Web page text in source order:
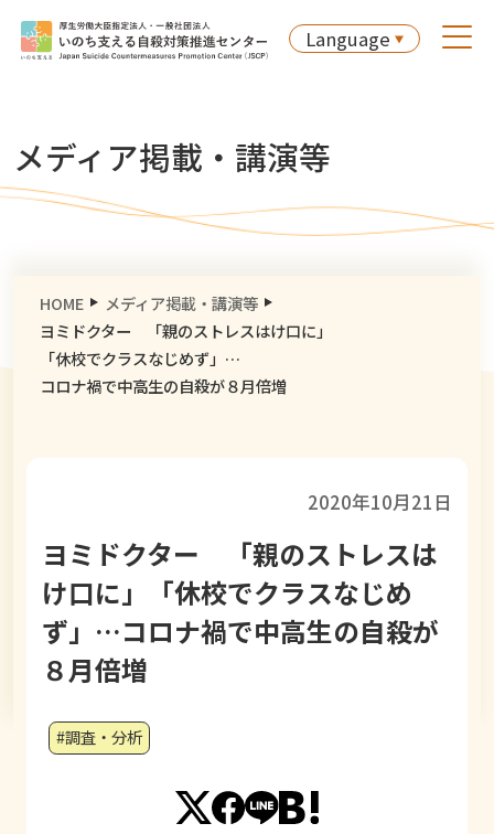
Language
メディア掲載・講演等
HOME
メディア掲載・講演等
ヨミドクター 「親のストレスはけ口に」
「休校でクラスなじめず」…
コロナ禍で中高生の自殺が８月倍増
2020年10月21日
ヨミドクター 「親のストレスは
け口に」「休校でクラスなじめ
ず」…コロナ禍で中高生の自殺が
８月倍増
#調査・分析